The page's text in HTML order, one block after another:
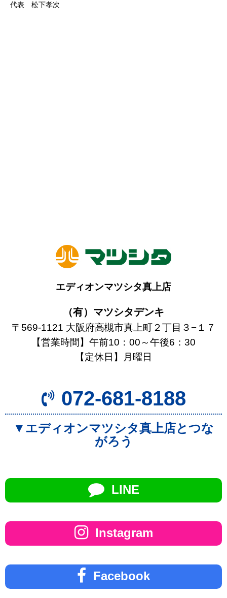
代表 松下孝次
エディオンマツシタ真上店
（有）マツシタデンキ
〒569-1121 大阪府高槻市真上町２丁目３−１７
【営業時間】午前10：00～午後6：30
【定休日】月曜日
072-681-8188
▼エディオンマツシタ真上店とつな
がろう
LINE
Instagram
Facebook